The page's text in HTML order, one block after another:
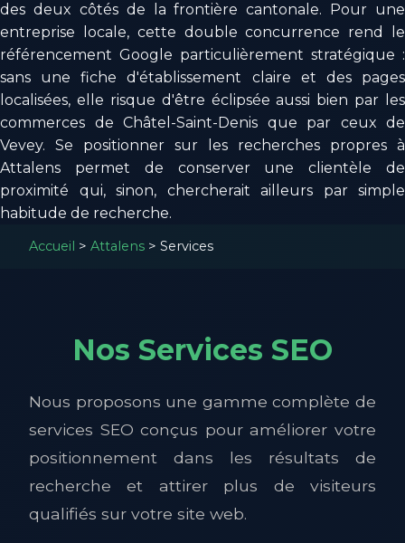
des deux côtés de la frontière cantonale. Pour une
entreprise locale, cette double concurrence rend le
référencement Google particulièrement stratégique :
sans une fiche d'établissement claire et des pages
localisées, elle risque d'être éclipsée aussi bien par les
commerces de Châtel-Saint-Denis que par ceux de
Vevey. Se positionner sur les recherches propres à
Attalens permet de conserver une clientèle de
proximité qui, sinon, chercherait ailleurs par simple
habitude de recherche.
Accueil > Attalens > Services
Nos Services SEO
Nous proposons une gamme complète de
services SEO conçus pour améliorer votre
positionnement dans les résultats de
recherche et attirer plus de visiteurs
qualifiés sur votre site web.